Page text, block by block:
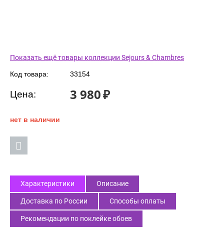
Показать ещё товары коллекции Sejours & Chambres
Код товара: 33154
Цена: 3 980₽
нет в наличии
Характеристики Описание
Доставка по России Способы оплаты
Рекомендации по поклейке обоев